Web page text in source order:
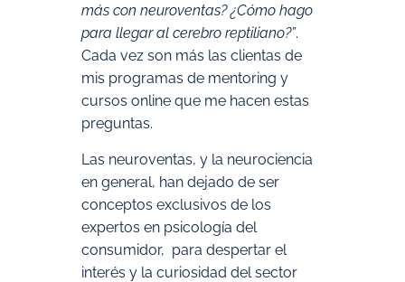
más con neuroventas? ¿Cómo hago
para llegar al cerebro reptiliano?”.
Cada vez son más las clientas de
mis programas de mentoring y
cursos online que me hacen estas
preguntas.
Las neuroventas, y la neurociencia
en general, han dejado de ser
conceptos exclusivos de los
expertos en psicología del
consumidor, para despertar el
interés y la curiosidad del sector